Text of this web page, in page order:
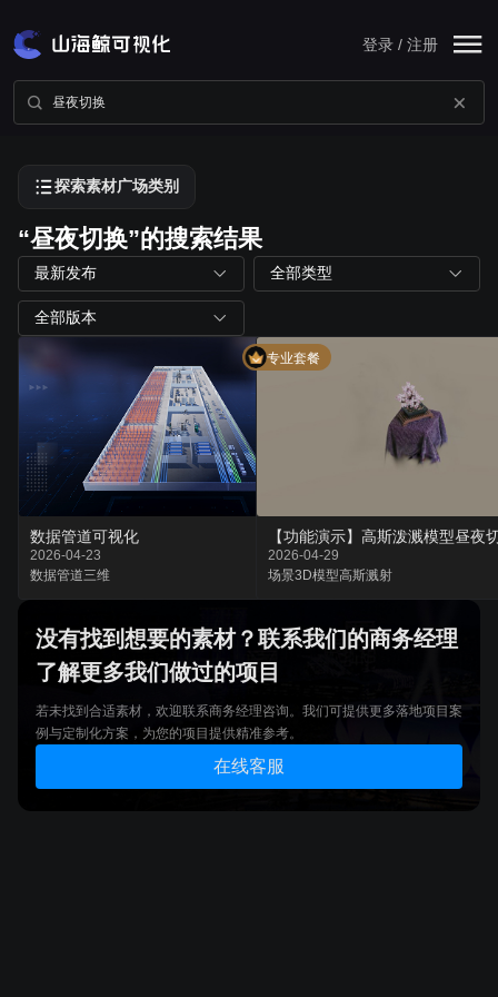
登录 / 注册
探索素材广场类别
“昼夜切换”的搜索结果
最新发布 全部类型
全部版本
专业套餐
数据管道可视化
2026-04-23
数据管道三维
2026-04-29
场景3D模型高斯溅射
没有找到想要的素材？联系我们的商务经理
了解更多我们做过的项目
若未找到合适素材，欢迎联系商务经理咨询。我们可提供更多落地项目案
例与定制化方案，为您的项目提供精准参考。
在线客服